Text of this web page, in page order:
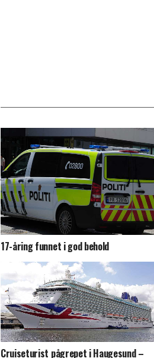
17-åring funnet i god behold
Cruiseturist pågrepet i Haugesund –